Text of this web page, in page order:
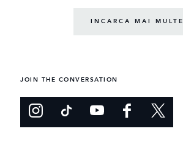
INCARCA MAI MULTE
JOIN THE CONVERSATION